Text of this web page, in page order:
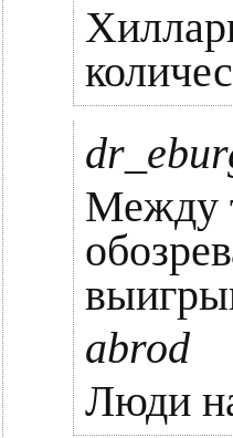
Между
abrod
Люди